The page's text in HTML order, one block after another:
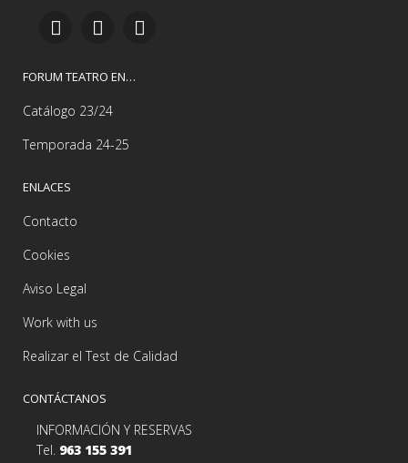
FORUM TEATRO EN…
Catálogo 23/24
Temporada 24-25
ENLACES
Contacto
Cookies
Aviso Legal
Work with us
Realizar el Test de Calidad
CONTÁCTANOS
INFORMACIÓN Y RESERVAS
Tel. 963 155 391